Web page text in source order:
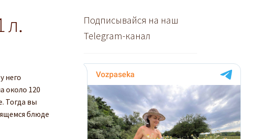
л.
него
около 120
Тогда вы
блюде
Подписывайся на наш
Telegram-канал